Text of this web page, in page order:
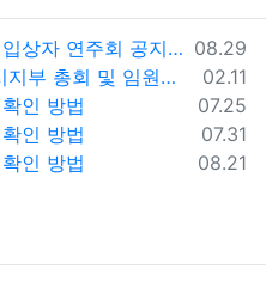
등록일
08.29
2025년 쿵쿨 입상자 및 입상자 연주회 공지사항
등록일
02.11
(사)한국음악협회 포항시지부 총회 및 임원개선공고
등록일
07.25
인 방법
등록일
07.31
인 방법
등록일
08.21
인 방법